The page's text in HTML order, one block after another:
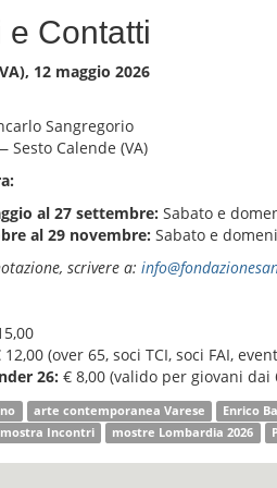
e Contatti
12 maggio 2026
Sangregorio
Sesto Calende (VA)
al 27 settembre: Sabato e
al 29 novembre: Sabato e
scrivere a:
12,00 (over 65, soci TCI, soci FAI,
26: € 8,00 (valido per giovani dai
arte contemporanea Varese Enrico
mostra Incontri mostre Lombardia 2026